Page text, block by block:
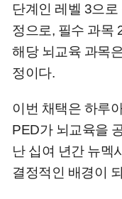
단계인 레벨 3으
정으로, 필수 과목
해당 뇌교육 과목
정이다.
이번 채택은 하루
PED가 뇌교육을
난 십여 년간 뉴멕
결정적인 배경이